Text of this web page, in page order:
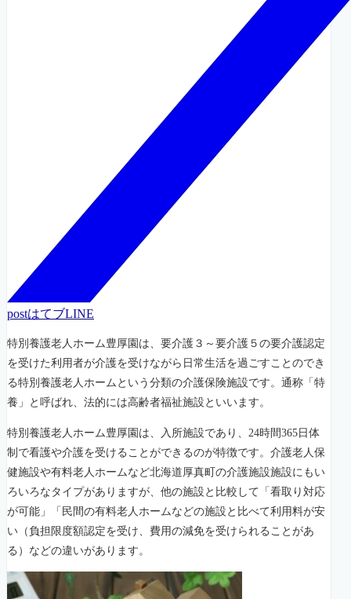
postはてブLINE
特別養護老人ホーム豊厚園は、要介護３～要介護５の要介護認定
を受けた利用者が介護を受けながら日常生活を過ごすことのでき
る特別養護老人ホームという分類の介護保険施設です。通称「特
養」と呼ばれ、法的には高齢者福祉施設といいます。
特別養護老人ホーム豊厚園は、入所施設であり、24時間365日体
制で看護や介護を受けることができるのが特徴です。介護老人保
健施設や有料老人ホームなど北海道厚真町の介護施設施設にもい
ろいろなタイプがありますが、他の施設と比較して「看取り対応
が可能」「民間の有料老人ホームなどの施設と比べて利用料が安
い（負担限度額認定を受け、費用の減免を受けられることがあ
る）などの違いがあります。